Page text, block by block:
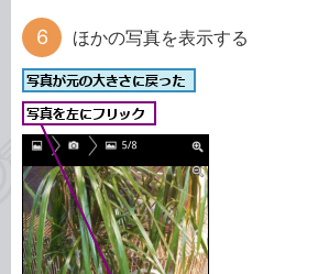
ほかの写真を表示する